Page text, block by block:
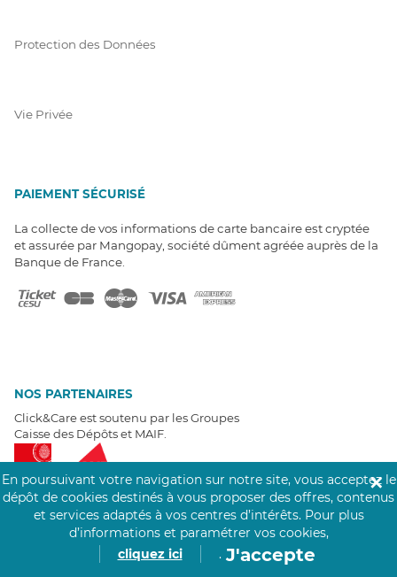
Protection des Données
Vie Privée
PAIEMENT SÉCURISÉ
La collecte de vos informations de carte bancaire est cryptée
et assurée par Mangopay, société dûment agréée auprès de la
Banque de France.
NOS PARTENAIRES
Click&Care est soutenu par les Groupes
Caisse des Dépôts et MAIF.
EXPERTS À VOTRE ÉCOUTE
Un besoin de recrutement ? Click&Care vous accompagne par
En poursuivant votre navigation sur notre site, vous acceptez le
dépôt de cookies destinés à vous proposer des offres, contenus
et services adaptés à vos centres d’intérêts. Pour plus
d’informations et paramétrer vos cookies,
cliquez ici
. J'accepte
✕